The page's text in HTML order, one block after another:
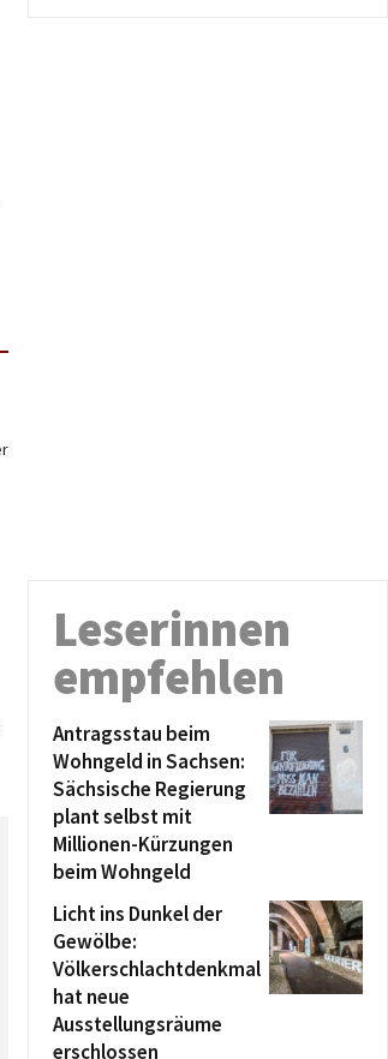
Leserinnen
empfehlen
Antragsstau beim
Wohngeld in Sachsen:
Sächsische Regierung
plant selbst mit
Millionen-Kürzungen
beim Wohngeld
Licht ins Dunkel der
Gewölbe:
Völkerschlachtdenkmal
hat neue
Ausstellungsräume
erschlossen